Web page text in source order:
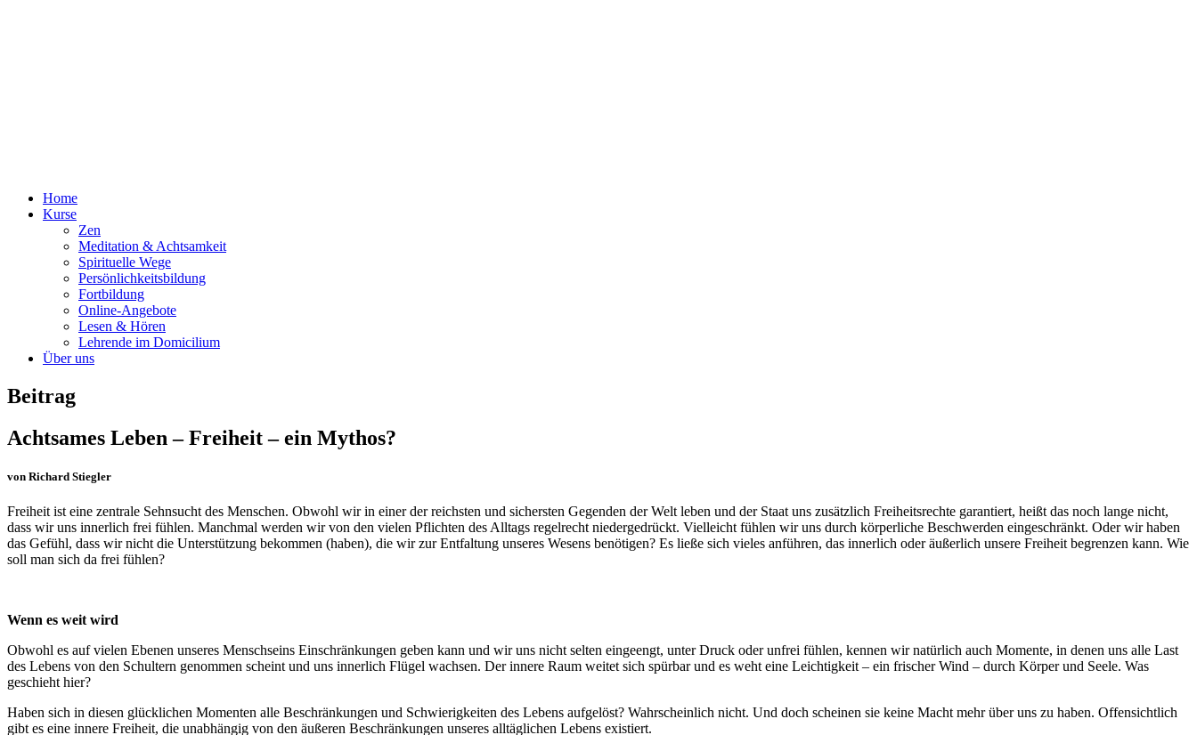
Home
Kurse
Zen
Meditation & Achtsamkeit
Spirituelle Wege
Persönlichkeitsbildung
Fortbildung
Online-Angebote
Lesen & Hören
Lehrende im Domicilium
Über uns
Beitrag
Achtsames Leben – Freiheit – ein Mythos?
von Richard Stiegler
Freiheit ist eine zentrale Sehnsucht des Menschen. Obwohl wir in einer der reichsten und sichersten Gegenden der Welt leben und der Staat uns zusätzlich Freiheitsrechte garantiert, heißt das noch lange nicht,
dass wir uns innerlich frei fühlen. Manchmal werden wir von den vielen Pflichten des Alltags regelrecht niedergedrückt. Vielleicht fühlen wir uns durch körperliche Beschwerden eingeschränkt. Oder wir haben
das Gefühl, dass wir nicht die Unterstützung bekommen (haben), die wir zur Entfaltung unseres Wesens benötigen? Es ließe sich vieles anführen, das innerlich oder äußerlich unsere Freiheit begrenzen kann. Wie
soll man sich da frei fühlen?
Wenn es weit wird
Obwohl es auf vielen Ebenen unseres Menschseins Einschränkungen geben kann und wir uns nicht selten eingeengt, unter Druck oder unfrei fühlen, kennen wir natürlich auch Momente, in denen uns alle Last
des Lebens von den Schultern genommen scheint und uns innerlich Flügel wachsen. Der innere Raum weitet sich spürbar und es weht eine Leichtigkeit – ein frischer Wind – durch Körper und Seele. Was
geschieht hier?
Haben sich in diesen glücklichen Momenten alle Beschränkungen und Schwierigkeiten des Lebens aufgelöst? Wahrscheinlich nicht. Und doch scheinen sie keine Macht mehr über uns zu haben. Offensichtlich
gibt es eine innere Freiheit, die unabhängig von den äußeren Beschränkungen unseres alltäglichen Lebens existiert.